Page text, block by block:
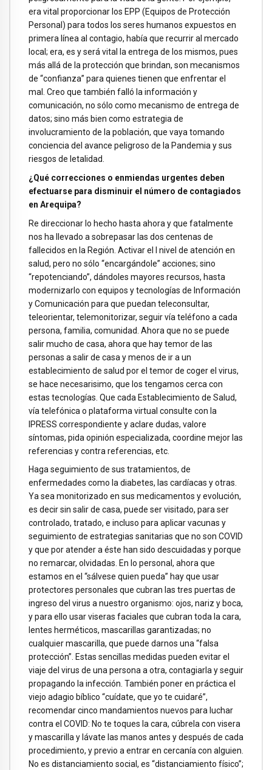
era vital proporcionar los EPP (Equipos de Protección
Personal) para todos los seres humanos expuestos en
primera línea al contagio, había que recurrir al mercado
local; era, es y será vital la entrega de los mismos, pues
más allá de la protección que brindan, son mecanismos
de “confianza” para quienes tienen que enfrentar el
mal. Creo que también falló la información y
comunicación, no sólo como mecanismo de entrega de
datos; sino más bien como estrategia de
involucramiento de la población, que vaya tomando
conciencia del avance peligroso de la Pandemia y sus
riesgos de letalidad.
¿Qué correcciones o enmiendas urgentes deben
efectuarse para disminuir el número de contagiados
en Arequipa?
Re direccionar lo hecho hasta ahora y que fatalmente
nos ha llevado a sobrepasar las dos centenas de
fallecidos en la Región. Activar el I nivel de atención en
salud, pero no sólo “encargándole” acciones; sino
“repotenciando”, dándoles mayores recursos, hasta
modernizarlo con equipos y tecnologías de Información
y Comunicación para que puedan teleconsultar,
teleorientar, telemonitorizar, seguir vía teléfono a cada
persona, familia, comunidad. Ahora que no se puede
salir mucho de casa, ahora que hay temor de las
personas a salir de casa y menos de ir a un
establecimiento de salud por el temor de coger el virus,
se hace necesarisimo, que los tengamos cerca con
estas tecnologías. Que cada Establecimiento de Salud,
vía telefónica o plataforma virtual consulte con la
IPRESS correspondiente y aclare dudas, valore
síntomas, pida opinión especializada, coordine mejor las
referencias y contra referencias, etc.
Haga seguimiento de sus tratamientos, de
enfermedades como la diabetes, las cardíacas y otras.
Ya sea monitorizado en sus medicamentos y evolución,
es decir sin salir de casa, puede ser visitado, para ser
controlado, tratado, e incluso para aplicar vacunas y
seguimiento de estrategias sanitarias que no son COVID
y que por atender a éste han sido descuidadas y porque
no remarcar, olvidadas. En lo personal, ahora que
estamos en el “sálvese quien pueda” hay que usar
protectores personales que cubran las tres puertas de
ingreso del virus a nuestro organismo: ojos, nariz y boca,
y para ello usar viseras faciales que cubran toda la cara,
lentes herméticos, mascarillas garantizadas; no
cualquier mascarilla, que puede darnos una “falsa
protección”. Estas sencillas medidas pueden evitar el
viaje del virus de una persona a otra, contagiarla y seguir
propagando la infección. También poner en práctica el
viejo adagio bíblico “cuídate, que yo te cuidaré”,
recomendar cinco mandamientos nuevos para luchar
contra el COVID: No te toques la cara, cúbrela con visera
y mascarilla y lávate las manos antes y después de cada
procedimiento, y previo a entrar en cercanía con alguien.
No es distanciamiento social, es “distanciamiento físico”;